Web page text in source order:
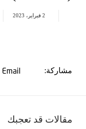
2 فبراير، 2023
مشاركة: Email
مقالات قد تعجبك